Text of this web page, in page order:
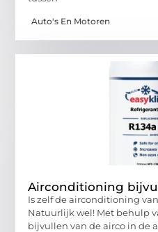
Auto's En Motoren
Airconditioning
Is zelf de airconditioning
Natuurlijk wel! Met behulp
bijvullen van de airco in de